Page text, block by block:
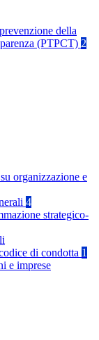
della
(PTPCT) 2
organizzazione e
4
strategico-
di condotta 1
e imprese